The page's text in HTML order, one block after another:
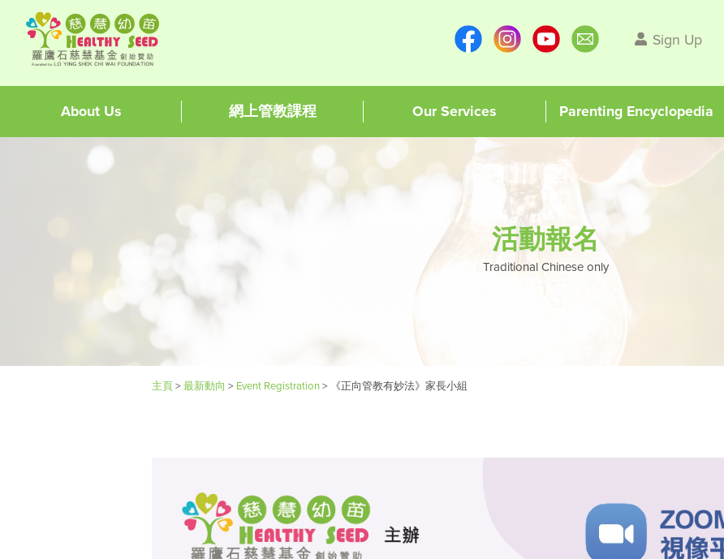
Sign Up
About Us 網上管教課程 Our Services Parenting Encyclopedia
活動報名
Traditional Chinese only
主頁> 最新動向 > Event Registration> 《正向管教有妙法》家長小組